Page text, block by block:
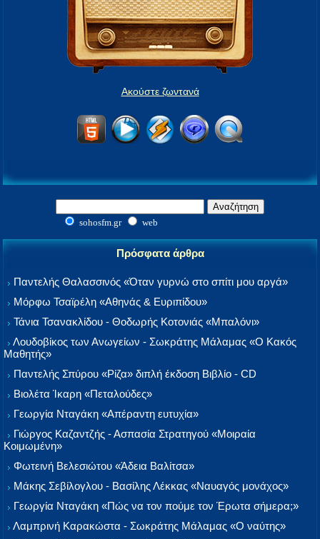
Ακούστε ζωντανά
sohosfm.gr web
Πρόσφατα άρθρα
Παντελής Θαλασσινός «Όταν γυρνώ στο σπίτι μου αργά»
Μόρφω Τσαϊρέλη «Αθηνάς & Ευριπίδου»
Τάνια Τσανακλίδου - Θοδωρής Κοτονιάς «Μπαλόνι»
Λουδοβίκος των Ανωγείων - Σωκράτης Μάλαμας «Ο Κακός
Μαθητής»
Παντελής Σπύρου «Ρίζα» διπλή έκδοση Βιβλίο - CD
Βιολέτα Ίκαρη «Πεταλούδες»
Γεωργία Νταγάκη «Aπέραντη ευτυχία»
Γιώργος Καζαντζής - Ασπασία Στρατηγού «Μοιραία
Κοιμωμένη»
Φωτεινή Βελεσιώτου «Άδεια Βαλίτσα»
Μάκης Σεβίλογλου - Βασίλης Λέκκας «Ναυαγός μονάχος»
Γεωργία Νταγάκη «Πώς να τον πούμε τον Έρωτα σήμερα;»
Λαμπρινή Καρακώστα - Σωκράτης Μάλαμας «Ο ναύτης»